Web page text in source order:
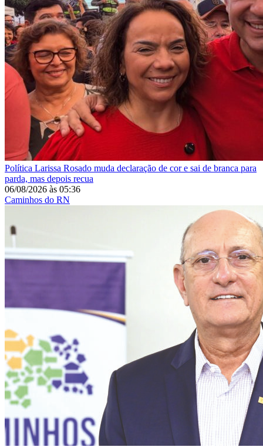
Política Larissa Rosado muda declaração de cor e sai de branca para
parda, mas depois recua
06/08/2026 às 05:36
Caminhos do RN